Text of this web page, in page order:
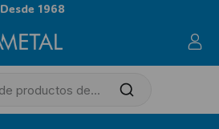
Desde 1968